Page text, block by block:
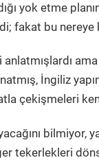
yok etme
fakat bu nereye
İngiliz
çekişmeleri
bilmiyor,
tekerlekleri